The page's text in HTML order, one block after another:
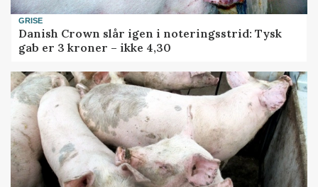
GRISE
Danish Crown slår igen i noteringsstrid: Tysk
gab er 3 kroner – ikke 4,30